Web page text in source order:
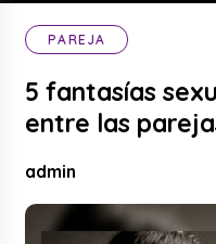
PAREJA
5 fantasías
entre las
admin